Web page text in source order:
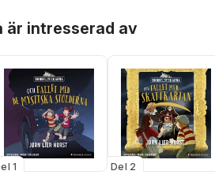
är intresserad av
1 Del 2